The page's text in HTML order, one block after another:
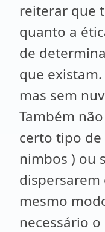
reiterar que
quanto a
de
que
mas sem
Também
certo tipo de
nimbos ) ou
dispersarem
mesmo
necessário